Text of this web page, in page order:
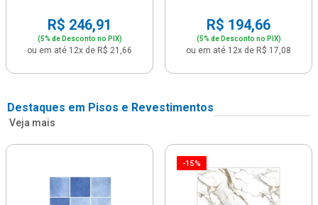
R$ 246,91
(5% de Desconto no PIX)
ou em até 12x de R$ 21,66
R$ 194,66
(5% de Desconto no PIX)
ou em até 12x de R$ 17,08
Destaques em Pisos e Revestimentos
Veja mais
-15%